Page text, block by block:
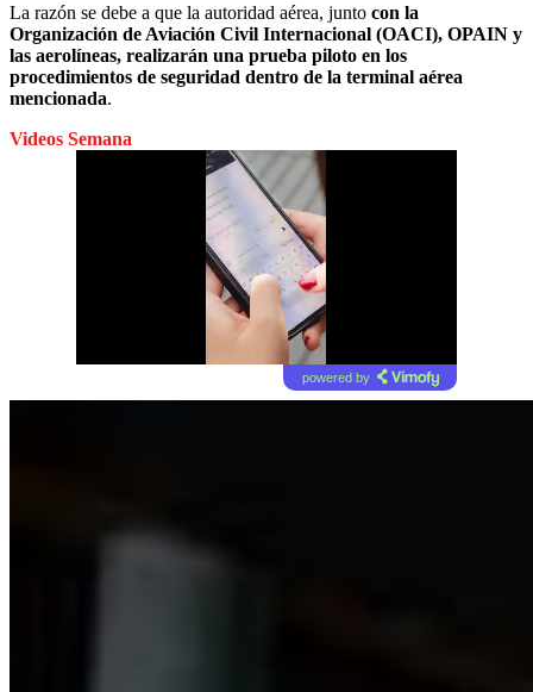
La razón se debe a que la autoridad aérea, junto con la
Organización de Aviación Civil Internacional (OACI), OPAIN y
las aerolíneas, realizarán una prueba piloto en los
procedimientos de seguridad dentro de la terminal aérea
mencionada.
Videos Semana
powered by